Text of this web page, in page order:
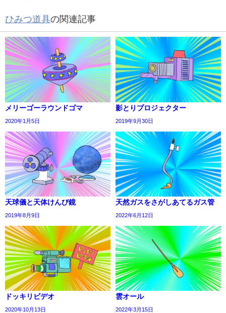
ひみつ道具の関連記事
メリーゴーラウンドゴマ
2020年1月5日
影とりプロジェクター
2019年9月30日
天球儀と天体けんび鏡
2019年8月9日
天然ガスをさがしあてるガス管
2022年6月12日
ドッキリビデオ
2020年10月13日
雲オール
2022年3月15日